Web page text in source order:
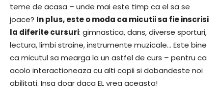
teme de acasa – unde mai este timp ca el sa se
joace? In plus, este o moda ca micutii sa fie inscrisi
la diferite cursuri: gimnastica, dans, diverse sporturi,
lectura, limbi straine, instrumente muzicale… Este bine
ca micutul sa mearga la un astfel de curs – pentru ca
acolo interactioneaza cu alti copii si dobandeste noi
abilitati. Insa doar daca EL vrea aceasta!